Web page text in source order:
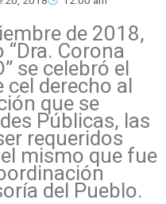
de 2018,
Corona
se celebró el
derecho al
que se
Públicas, las
requeridos
mismo que fue
del Pueblo.